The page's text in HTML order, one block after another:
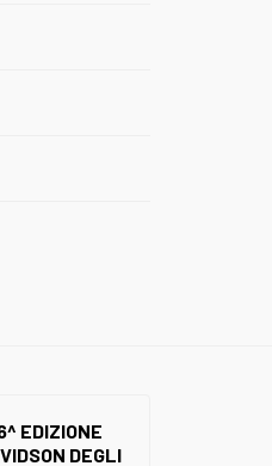
EDIZIONE
DEGLI